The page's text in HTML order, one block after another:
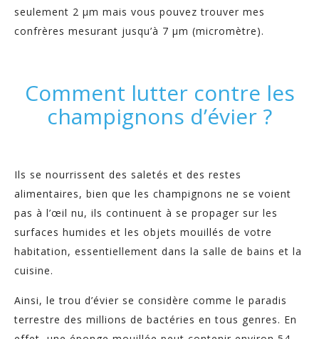
seulement 2 µm mais vous pouvez trouver mes
confrères mesurant jusqu’à 7 µm (micromètre).
Comment lutter contre les
champignons d’évier ?
Ils se nourrissent des saletés et des restes
alimentaires, bien que les champignons ne se voient
pas à l’œil nu, ils continuent à se propager sur les
surfaces humides et les objets mouillés de votre
habitation, essentiellement dans la salle de bains et la
cuisine.
Ainsi, le trou d’évier se considère comme le paradis
terrestre des millions de bactéries en tous genres. En